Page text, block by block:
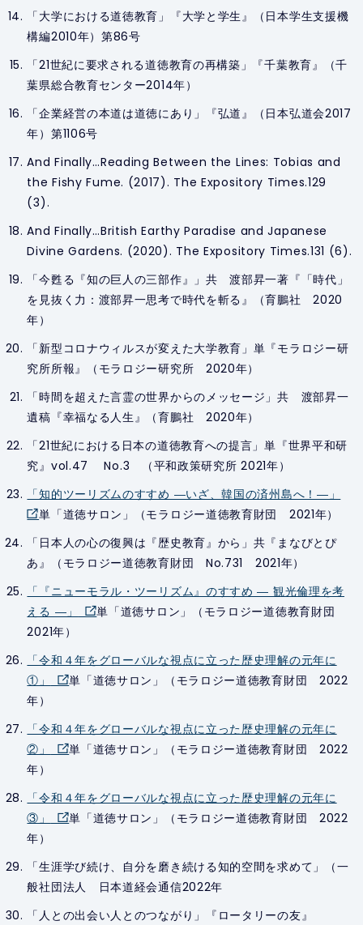
「大学における道徳教育」『大学と学生』（日本学生支援機
構編2010年）第86号
「21世紀に要求される道徳教育の再構築」『千葉教育』（千
葉県総合教育センター2014年）
「企業経営の本道は道徳にあり」『弘道』（日本弘道会2017
年）第1106号
And Finally…Reading Between the Lines: Tobias and
the Fishy Fume. (2017). The Expository Times.129
(3).
And Finally…British Earthy Paradise and Japanese
Divine Gardens. (2020). The Expository Times.131 (6).
「今甦る『知の巨人の三部作』」共 渡部昇一著『「時代」
を見抜く力：渡部昇一思考で時代を斬る』（育鵬社 2020
年）
「新型コロナウィルスが変えた大学教育」単『モラロジー研
究所所報』（モラロジー研究所 2020年）
「時間を超えた言霊の世界からのメッセージ」共 渡部昇一
遺稿『幸福なる人生』（育鵬社 2020年）
「21世紀における日本の道徳教育への提言」単『世界平和研
究』vol.47 No.3 （平和政策研究所 2021年）
「知的ツーリズムのすすめ ―いざ、韓国の済州島へ！―」
単「道徳サロン」（モラロジー道徳教育財団 2021年）
「日本人の心の復興は『歴史教育』から」共『まなびとぴ
あ』（モラロジー道徳教育財団 No.731 2021年）
「『ニューモラル・ツーリズム』のすすめ ― 観光倫理を考
える ―」
単「道徳サロン」（モラロジー道徳教育財団
2021年）
「令和４年をグローバルな視点に立った歴史理解の元年に
①」
単「道徳サロン」（モラロジー道徳教育財団 2022
年）
「令和４年をグローバルな視点に立った歴史理解の元年に
②」
単「道徳サロン」（モラロジー道徳教育財団 2022
年）
「令和４年をグローバルな視点に立った歴史理解の元年に
③」
単「道徳サロン」（モラロジー道徳教育財団 2022
年）
「生涯学び続け、自分を磨き続ける知的空間を求めて」（一
般社団法人 日本道経会通信2022年
「人との出会い人とのつながり」『ロータリーの友』